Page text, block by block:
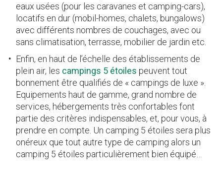
eaux usées (pour les caravanes et camping-cars),
locatifs en dur (mobil-homes, chalets, bungalows)
avec différents nombres de couchages, avec ou
sans climatisation, terrasse, mobilier de jardin etc.
Enfin, en haut de l’échelle des établissements de
plein air, les campings 5 étoiles peuvent tout
bonnement être qualifiés de « campings de luxe ».
Equipements haut de gamme, grand nombre de
services, hébergements très confortables font
partie des critères indispensables, et, pour vous, à
prendre en compte. Un camping 5 étoiles sera plus
onéreux que tout autre type de camping alors un
camping 5 étoiles particulièrement bien équipé…